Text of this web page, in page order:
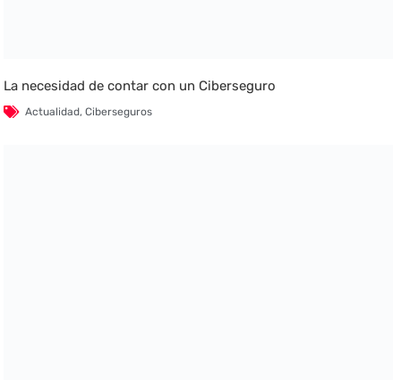
La necesidad de contar con un Ciberseguro
Actualidad,Ciberseguros